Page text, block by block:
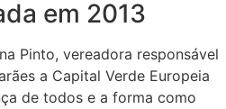
em 2013
Pinto, vereadora responsável
a Capital Verde Europeia
de todos e a forma como